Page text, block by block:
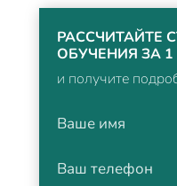
РАССЧИТАЙТЕ
ОБУЧЕНИЯ ЗА
и получите
Ваше имя
Ваш телефон